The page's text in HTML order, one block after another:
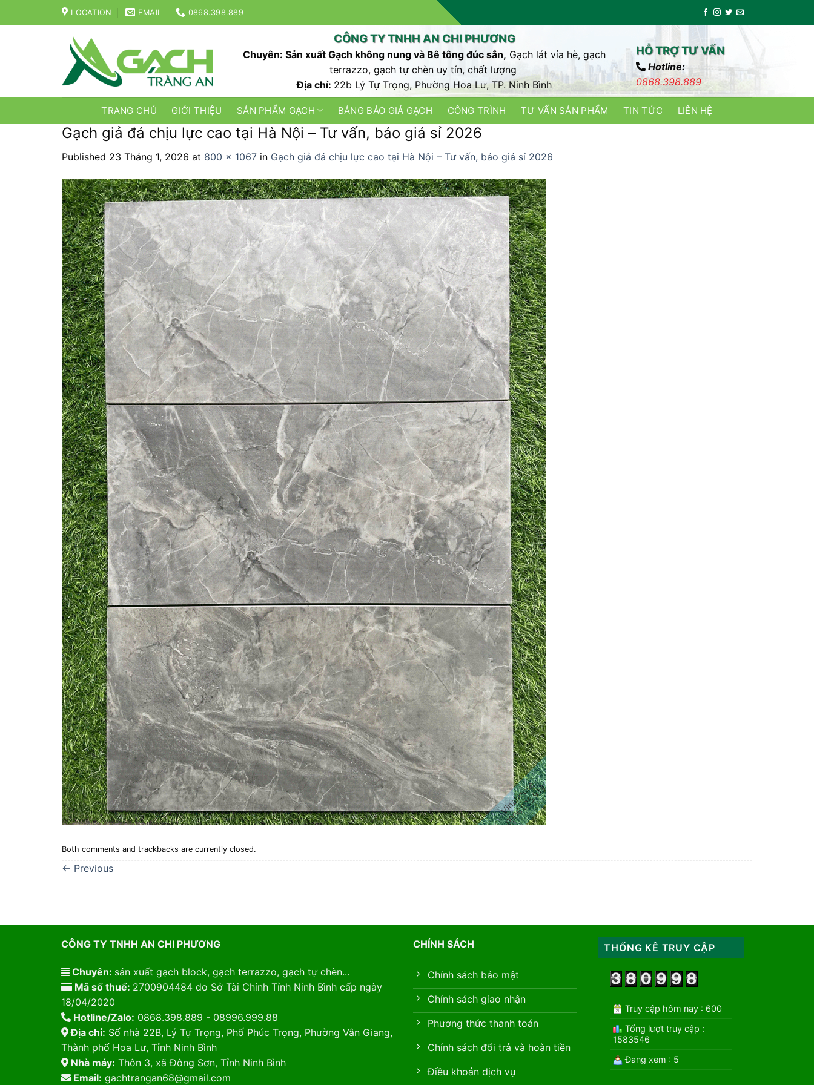
to
LOCATION EMAIL 0868.398.889
CÔNG TY TNHH AN CHI PHƯƠNG
Chuyên: Sản xuất Gạch không nung và Bê tông đúc sẳn, Gạch lát vỉa hè, gạch
terrazzo, gạch tự chèn uy tín, chất lượng
Địa chỉ: 22b Lý Tự Trọng, Phường Hoa Lư, TP. Ninh Bình
HỖ TRỢ TƯ VẤN
Hotline:
0868.398.889
TRANG CHỦ GIỚI THIỆU SẢN PHẨM GẠCH BẢNG BÁO GIÁ GẠCH CÔNG TRÌNH TƯ VẤN SẢN PHẨM TIN TỨC LIÊN HỆ
Gạch giả đá chịu lực cao tại Hà Nội – Tư vấn, báo giá sỉ 2026
Published 23 Tháng 1, 2026 at 800 × 1067 in Gạch giả đá chịu lực cao tại Hà Nội – Tư vấn, báo giá sỉ 2026
Both comments and trackbacks are currently closed.
← Previous
CÔNG TY TNHH AN CHI PHƯƠNG
Chuyên: sản xuất gạch block, gạch terrazzo, gạch tự chèn...
Mã số thuế: 2700904484 do Sở Tài Chính Tỉnh Ninh Bình cấp ngày
18/04/2020
Hotline/Zalo: 0868.398.889 - 08996.999.88
Địa chỉ: Số nhà 22B, Lý Tự Trọng, Phố Phúc Trọng, Phường Vân Giang,
Thành phố Hoa Lư, Tỉnh Ninh Bình
Nhà máy: Thôn 3, xã Đông Sơn, Tỉnh Ninh Bình
Email: gachtrangan68@gmail.com
CHÍNH SÁCH
Chính sách bảo mật
Chính sách giao nhận
Phương thức thanh toán
Chính sách đổi trả và hoàn tiền
Điều khoản dịch vụ
THỐNG KÊ TRUY CẬP
Truy cập hôm nay : 600
Tổng lượt truy cập :
1583546
Đang xem : 5